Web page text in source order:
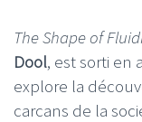
The Shape of
Dool, est sorti en
explore la
carcans de la